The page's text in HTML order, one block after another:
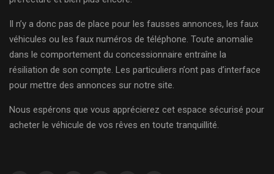
Il n’y a donc pas de place pour les fausses annonces, les faux
véhicules ou les faux numéros de téléphone. Toute anomalie
dans le comportement du concessionnaire entraîne la
résiliation de son compte. Les particuliers n’ont pas d’interface
pour mettre des annonces sur notre site.
Nous espérons que vous apprécierez cet espace sécurisé pour
acheter le véhicule de vos rêves en toute tranquillité.